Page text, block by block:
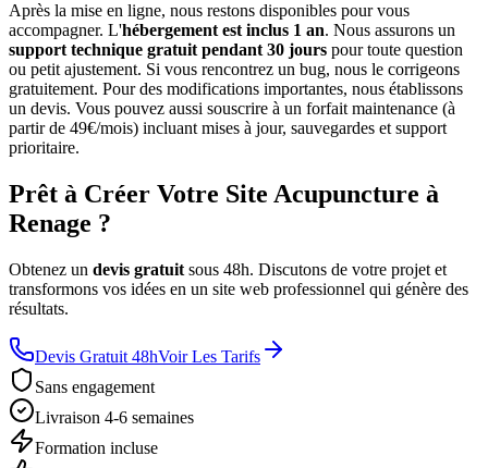
Après la mise en ligne, nous restons disponibles pour vous
accompagner. L'hébergement est inclus 1 an. Nous assurons un
support technique gratuit pendant 30 jours pour toute question
ou petit ajustement. Si vous rencontrez un bug, nous le corrigeons
gratuitement. Pour des modifications importantes, nous établissons
un devis. Vous pouvez aussi souscrire à un forfait maintenance (à
partir de 49€/mois) incluant mises à jour, sauvegardes et support
prioritaire.
Prêt à Créer Votre Site Acupuncture à
Renage ?
Obtenez un devis gratuit sous 48h. Discutons de votre projet et
transformons vos idées en un site web professionnel qui génère des
résultats.
Devis Gratuit 48hVoir Les Tarifs
Sans engagement
Livraison 4-6 semaines
Formation incluse